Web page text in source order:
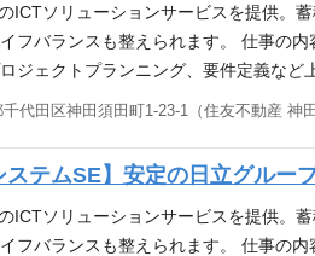
があると望ましい。 ②ITプロジェク
い。 ③プロジェクトマネジメントや
ば望ましい。 ④RPA、生成AIツール
立グループ企業の一員として】製薬
ューションサービスを提供している会
ICTソリューションサービスを提供。
フバランスも整えられます。 仕事の
ジェクトプランニング、要件定義な
ベンダーの仲介や調整・顧客にご提
のプレゼンテーション（資料作成含
て所属部門業績(損益)が直接加味され
で、やりがいが感じられるポジショ
能なポジションです！
代田区神田須田町1-23-1（住友不動産 神
テムSE】安定の日立グルー
ICTソリューションサービスを提供。
フバランスも整えられます。 仕事の